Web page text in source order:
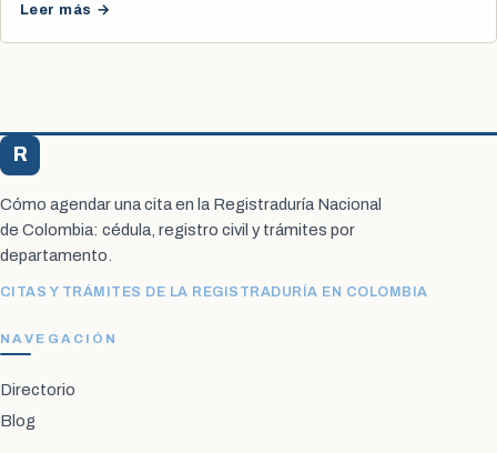
Leer más →
R
Cómo agendar una cita en la Registraduría Nacional
de Colombia: cédula, registro civil y trámites por
departamento.
CITAS Y TRÁMITES DE LA REGISTRADURÍA EN COLOMBIA
NAVEGACIÓN
Directorio
Blog